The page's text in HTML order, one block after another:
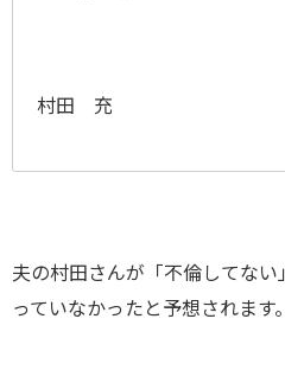
村田 充
夫の村田さんが「不倫してな
っていなかったと予想されます。